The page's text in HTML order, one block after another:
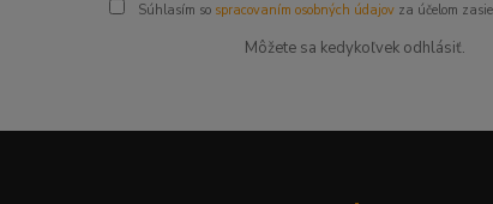
Súhlasím so spracovaním osobných údajovza účelom
Môžete sa kedykoľvek odhlásiť.